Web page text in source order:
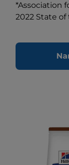
*Association
2022 State